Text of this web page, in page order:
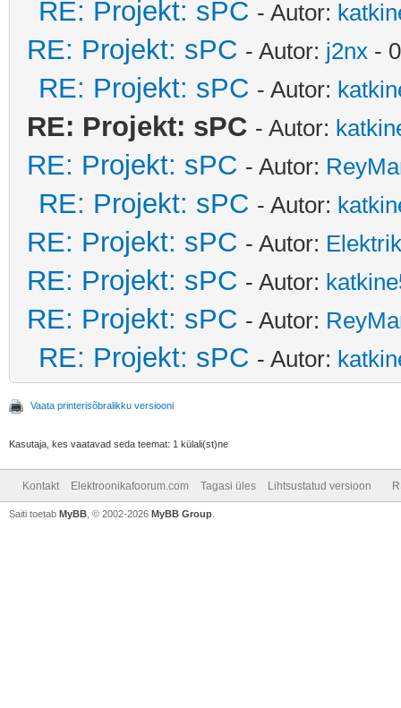
RE: Projekt: sPC - Autor:
RE: Projekt: sPC - Autor: j2nx -
RE: Projekt: sPC - Autor:
RE: Projekt: sPC - Autor:
RE: Projekt: sPC - Autor:
RE: Projekt: sPC - Autor:
RE: Projekt: sPC - Autor: Elektrik
RE: Projekt: sPC - Autor:
RE: Projekt: sPC - Autor:
RE: Projekt: sPC - Autor:
Vaata printerisõbralikku versiooni
Kasutaja, kes vaatavad seda teemat: 1 külali(st)ne
Kontakt Elektroonikafoorum.com Tagasi üles Lihtsustatud versioon
Saiti toetab MyBB , © 2002-2026 MyBB Group